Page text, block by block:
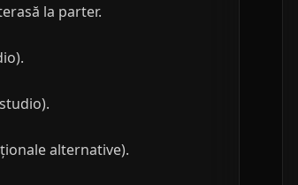
la parter.
alternative).